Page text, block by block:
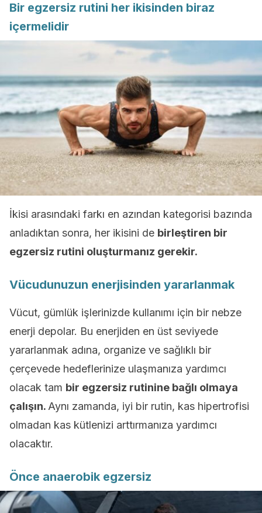
Bir egzersiz rutini her ikisinden biraz
içermelidir
İkisi arasındaki farkı en azından kategorisi bazında
anladıktan sonra, her ikisini de birleştiren bir
egzersiz rutini oluşturmanız gerekir.
Vücudunuzun enerjisinden yararlanmak
Vücut, gümlük işlerinizde kullanımı için bir nebze
enerji depolar. Bu enerjiden en üst seviyede
yararlanmak adına, organize ve sağlıklı bir
çerçevede hedeflerinize ulaşmanıza yardımcı
olacak tam bir egzersiz rutinine bağlı olmaya
çalışın. Aynı zamanda, iyi bir rutin, kas hipertrofisi
olmadan kas kütlenizi arttırmanıza yardımcı
olacaktır.
Önce anaerobik egzersiz